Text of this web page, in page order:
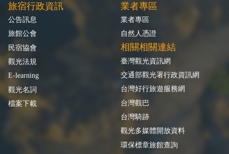
旅宿行政資訊
公告訊息
旅館公會
民宿協會
觀光法規
E-learning
觀光名詞
檔案下載
業者專區
業者專區
自然人憑證
相關相關連結
臺灣觀光資訊網
交通部觀光署行政資訊網
台灣好行旅遊服務網
台灣觀巴
台灣騎跡
觀光多媒體開放資料
環保標章旅館查詢